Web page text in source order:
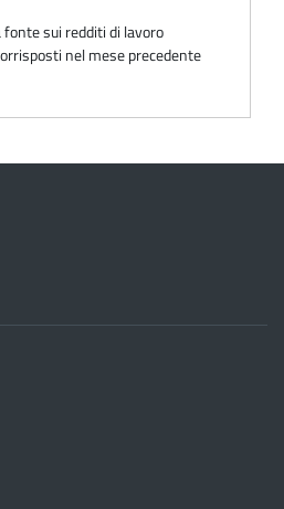
sui redditi di lavoro
nel mese precedente